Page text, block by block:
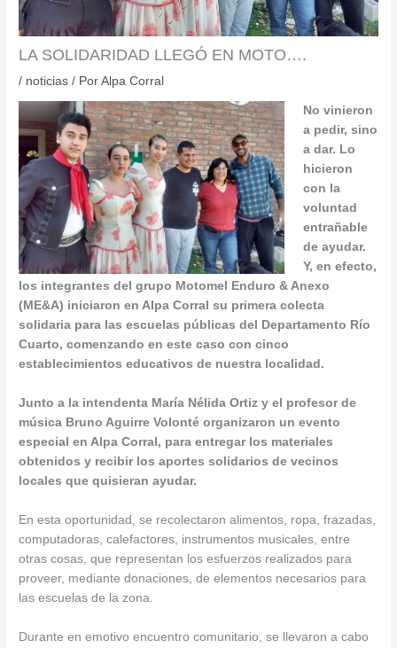
LA SOLIDARIDAD LLEGÓ EN MOTO….
/ noticias / PorAlpa Corral
No vinieron
a pedir, sino
a dar. Lo
hicieron
con la
voluntad
entrañable
de ayudar.
Y, en efecto,
los integrantes del grupo Motomel Enduro & Anexo
(ME&A) iniciaron en Alpa Corral su primera colecta
solidaria para las escuelas públicas del Departamento Río
Cuarto, comenzando en este caso con cinco
establecimientos educativos de nuestra localidad.
Junto a la intendenta María Nélida Ortiz y el profesor de
música Bruno Aguirre Volonté organizaron un evento
especial en Alpa Corral, para entregar los materiales
obtenidos y recibir los aportes solidarios de vecinos
locales que quisieran ayudar.
En esta oportunidad, se recolectaron alimentos, ropa, frazadas,
computadoras, calefactores, instrumentos musicales, entre
otras cosas, que representan los esfuerzos realizados para
proveer, mediante donaciones, de elementos necesarios para
las escuelas de la zona.
Durante en emotivo encuentro comunitario, se llevaron a cabo